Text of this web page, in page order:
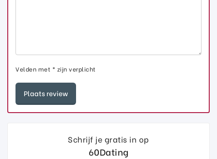
Velden met * zijn verplicht
Schrijf je gratis in op
60Dating